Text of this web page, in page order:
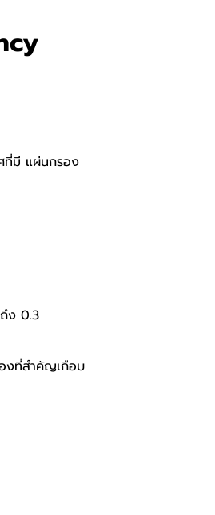
ที่มี แผ่นกรอง
ง 0.3
งที่สำคัญเกือบ